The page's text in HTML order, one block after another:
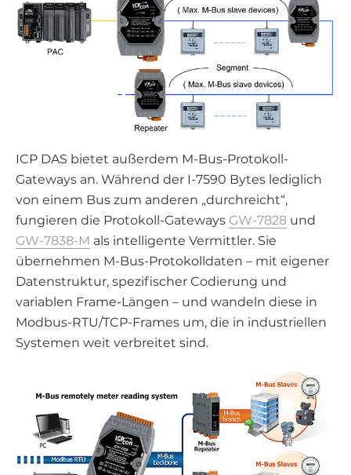
ICP DAS bietet außerdem M-Bus-Protokoll-
Gateways an. Während der I-7590 Bytes lediglich
von einem Bus zum anderen „durchreicht“,
fungieren die Protokoll-Gateways GW-7828 und
GW-7838-M als intelligente Vermittler. Sie
übernehmen M-Bus-Protokolldaten – mit eigener
Datenstruktur, spezifischer Codierung und
variablen Frame-Längen – und wandeln diese in
Modbus-RTU/TCP-Frames um, die in industriellen
Systemen weit verbreitet sind.